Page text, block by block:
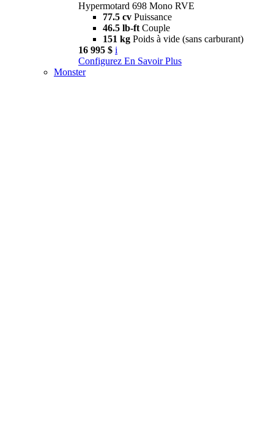
Hypermotard 698 Mono RVE
77.5 cv Puissance
46.5 lb-ft Couple
151 kg Poids à vide (sans carburant)
16 995 $ i
Configurez En Savoir Plus
Monster